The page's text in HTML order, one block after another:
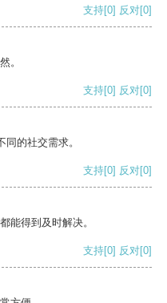
支持[0] 反对[0]
。
支持[0] 反对[0]
的社交需求。
支持[0] 反对[0]
能得到及时解决。
支持[0] 反对[0]